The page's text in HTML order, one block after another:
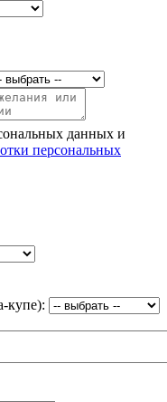
данных и
персональных
купе):